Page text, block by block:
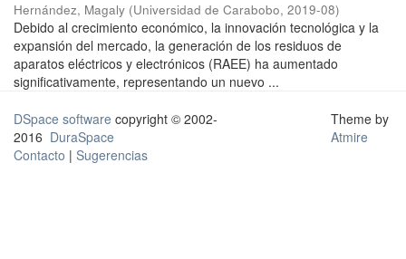
Hernández, Magaly (Universidad de Carabobo, 2019-08)
Debido al crecimiento económico, la innovación tecnológica y la
expansión del mercado, la generación de los residuos de
aparatos eléctricos y electrónicos (RAEE) ha aumentado
significativamente, representando un nuevo ...
DSpace software copyright © 2002-
2016 DuraSpace
Contacto | Sugerencias
Theme by
Atmire